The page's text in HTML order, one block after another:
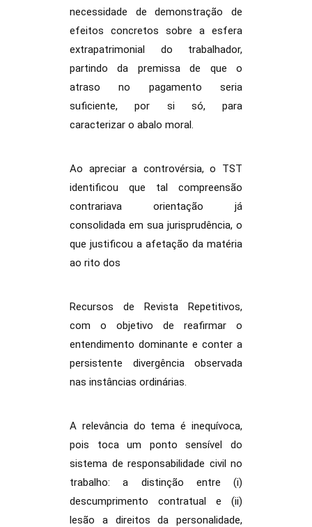
necessidade de demonstração de
efeitos concretos sobre a esfera
extrapatrimonial do trabalhador,
partindo da premissa de que o
atraso no pagamento seria
suficiente, por si só, para
caracterizar o abalo moral.
Ao apreciar a controvérsia, o TST
identificou que tal compreensão
contrariava orientação já
consolidada em sua jurisprudência, o
que justificou a afetação da matéria
ao rito dos
Recursos de Revista Repetitivos,
com o objetivo de reafirmar o
entendimento dominante e conter a
persistente divergência observada
nas instâncias ordinárias.
A relevância do tema é inequívoca,
pois toca um ponto sensível do
sistema de responsabilidade civil no
trabalho: a distinção entre (i)
descumprimento contratual e (ii)
lesão a direitos da personalidade,